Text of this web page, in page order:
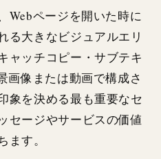
Webページを開いた時に
る大きなビジュアルエリ
ャッチコピー・サブテキ
画像または動画で構成さ
象を決める最も重要なセ
セージやサービスの価値
ます。